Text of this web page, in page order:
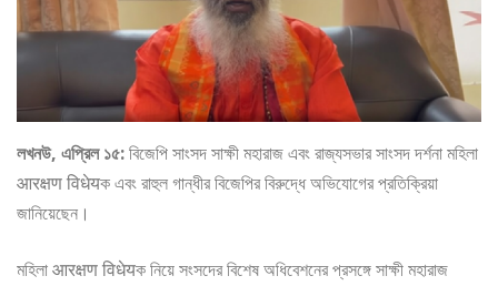
লখনউ, এপ্রিল ১৫:বিজেপি সাংসদ সাক্ষী মহারাজ এবং রাজ্যসভার সাংসদ দর্শনা মহিলা
आरक्षण विधेयক এবং রাহুল গান্ধীর বিজেপির বিরুদ্ধে অভিযোগের প্রতিক্রিয়া
জানিয়েছেন।
মহিলা आरक्षण विधेयক নিয়ে সংসদের বিশেষ অধিবেশনের প্রসঙ্গে সাক্ষী মহারাজ